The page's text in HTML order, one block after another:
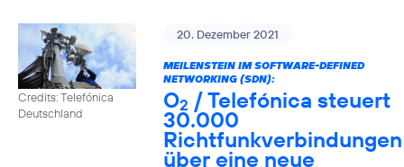
Credits: Telefónica
Deutschland
20. Dezember 2021
MEILENSTEIN IM SOFTWARE-DEFINED
NETWORKING (SDN):
O2 / Telefónica steuert
30.000
Richtfunkverbindungen
über eine neue